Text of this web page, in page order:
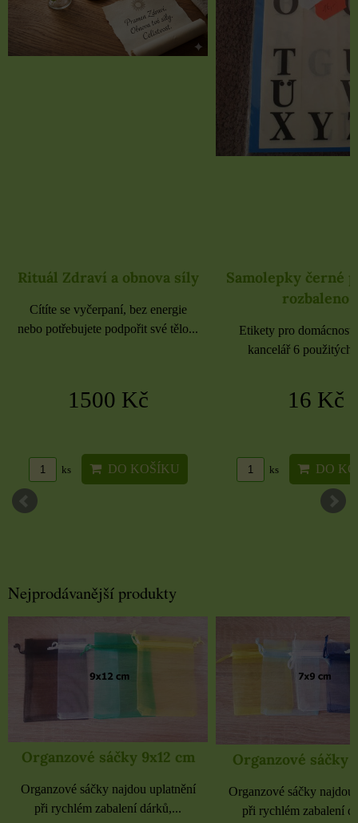
Rituál Zdraví a obnova síly
Cítíte se vyčerpaní, bez energie
nebo potřebujete podpořit své tělo...
1500 Kč
ks DO KOŠÍKU
Samolepky černé
rozbaleno
Etikety pro
kancelář 6 použitých
16 Kč
ks DO
Nejprodávanější produkty
Organzové sáčky 9x12 cm
Organzové sáčky najdou uplatnění
při rychlém zabalení dárků,...
Organzové sáčky
Organzové sáčky najdou
při rychlém zabalení